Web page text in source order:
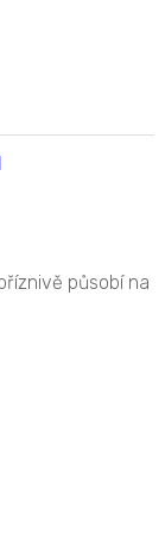
působí na